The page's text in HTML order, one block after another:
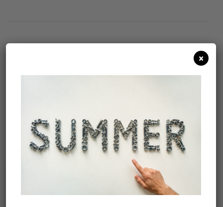
Μπορεί επίσης να σας αρέσει…
×